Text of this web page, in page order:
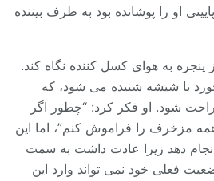
او را پوشانده بود به طرف بیننده
به هوای کسل کننده نگاه کند.
با شیشه شنیده می شود، که
شود. او فکر کرد: “چطور اگر
مزخرف را فراموش کنم”، اما این
دهد زیرا عادت داشت به سمت
فعلی خود نمی تواند وارد این